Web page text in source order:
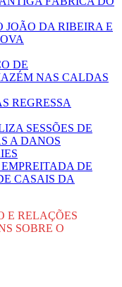
JOÃO DA RIBEIRA E
DE
NAS CALDAS
REGRESSA
SESSÕES DE
A DANOS
DE
CASAIS DA
E RELAÇÕES
SOBRE O